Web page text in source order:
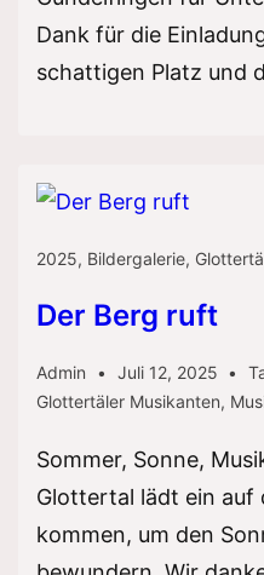
Dank für die
schattigen Platz und
2025, Bildergalerie,
Der Berg ruft
Admin Juli 12, 2025
Glottertäler Musikanten,
Sommer, Sonne,
Glottertal lädt ein auf
kommen, um den